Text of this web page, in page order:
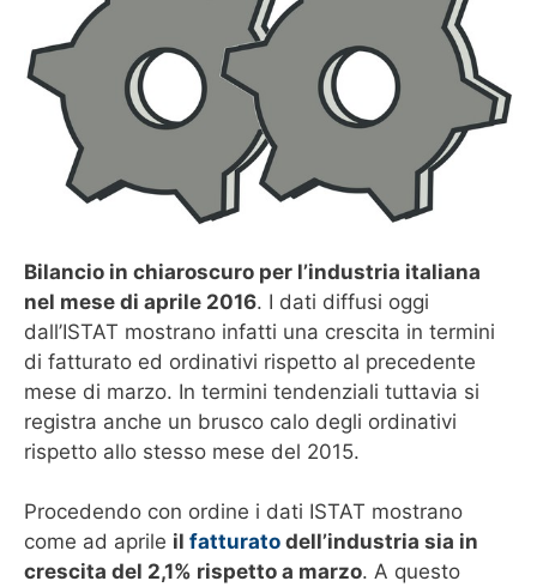
Bilancio in chiaroscuro per l’industria italiana
nel mese di aprile 2016. I dati diffusi oggi
dall’ISTAT mostrano infatti una crescita in termini
di fatturato ed ordinativi rispetto al precedente
mese di marzo. In termini tendenziali tuttavia si
registra anche un brusco calo degli ordinativi
rispetto allo stesso mese del 2015.
Procedendo con ordine i dati ISTAT mostrano
come ad aprile il fatturato dell’industria sia in
crescita del 2,1% rispetto a marzo. A questo